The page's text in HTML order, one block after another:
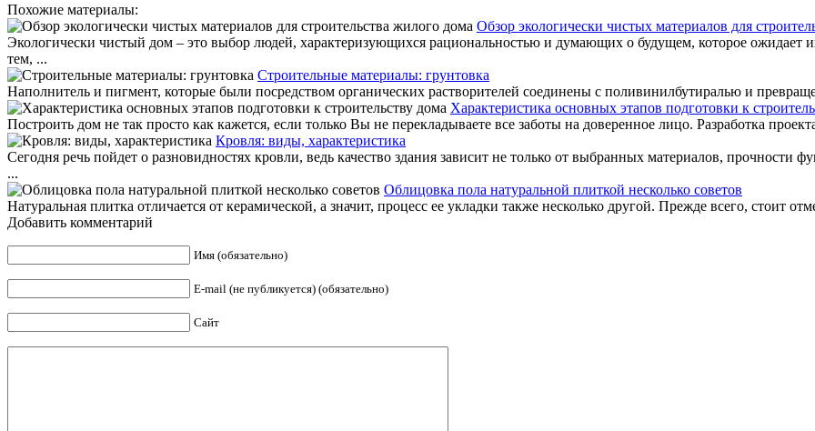
Похожие материалы:
Обзор экологически чистых материалов для
Экологически чистый дом – это выбор людей, характеризующихся рациональностью и думающих о будущем, которое
тем, ...
Строительные материалы: грунтовка
Наполнитель и пигмент, которые были посредством органических растворителей соединены с поливинилбутиралью и
Характеристика основных этапов подготовки к
Построить дом не так просто как кажется, если только Вы не перекладываете все заботы на доверенное лицо. Разработка
Кровля: виды, характеристика
Сегодня речь пойдет о разновидностях кровли, ведь качество здания зависит не только от выбранных материалов, прочности
...
Облицовка пола натуральной плиткой несколько советов
Натуральная плитка отличается от керамической, а значит, процесс ее укладки также несколько другой. Прежде всего, стоит
Добавить комментарий
Имя (обязательно)
E-mail (не публикуется) (обязательно)
Сайт